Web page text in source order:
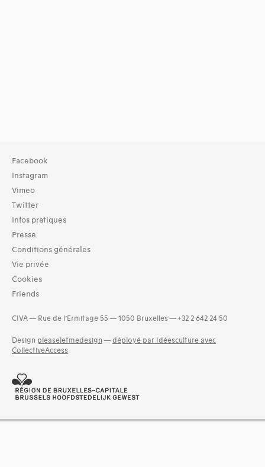
Facebook
Instagram
Vimeo
Twitter
Infos pratiques
Presse
Conditions générales
Vie privée
Cookies
Friends
CIVA — Rue de l’Ermitage 55 — 1050 Bruxelles — +32 2 642 24 50
Design pleaseletmedesign — déployé par Idéesculture avec
CollectiveAccess